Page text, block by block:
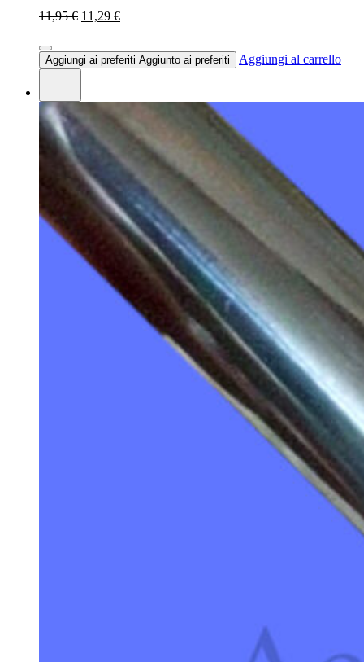
11,95 € 11,29 €
Aggiungi ai preferiti Aggiunto ai preferiti Aggiungi al carrello